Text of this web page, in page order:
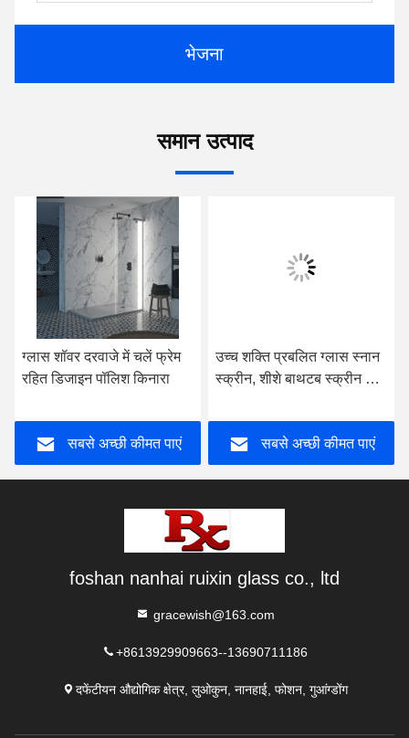
भेजना
समान उत्पाद
ग्लास शॉवर दरवाजे में चलें फ्रेम
रहित डिजाइन पॉलिश किनारा
सबसे अच्छी कीमत पाएं
उच्च शक्ति प्रबलित ग्लास स्नान
स्क्रीन, शीशे बाथटब स्क्रीन हिंज
सबसे अच्छी कीमत पाएं
foshan nanhai ruixin glass co., ltd
gracewish@163.com
+8613929909663--13690711186
दफेंटीयन औद्योगिक क्षेत्र, लुओकुन, नानहाई, फोशन, गुआंग्डोंग